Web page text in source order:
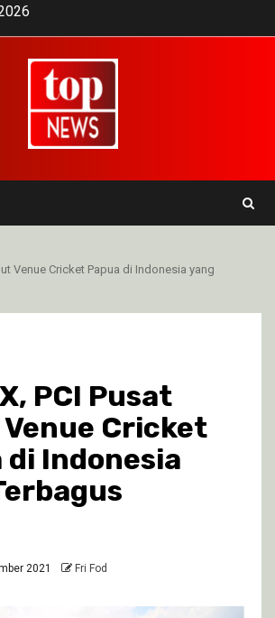
Venue Cricket Papua di Indonesia yang
PCI Pusat
Cricket
di Indonesia
2021 Fri Fod